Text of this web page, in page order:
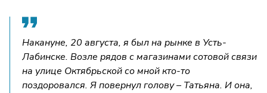
Накануне, 20 августа, я был на рынке в Усть-
Лабинске. Возле рядов с магазинами сотовой связи
на улице Октябрьской со мной кто-то
поздоровался. Я повернул голову – Татьяна. И она,